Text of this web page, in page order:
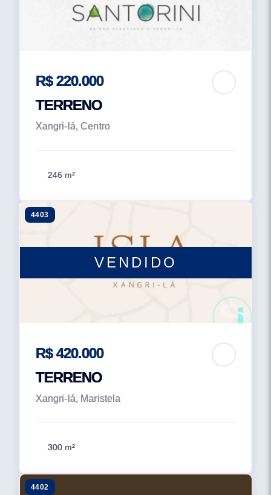
R$ 220.000
TERRENO
Xangri-lá, Centro
246 m²
VENDIDO
4403
R$ 420.000
TERRENO
Xangri-lá, Maristela
300 m²
4402